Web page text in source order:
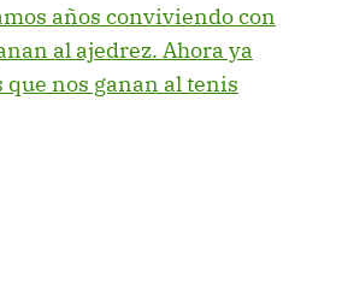
años conviviendo con
al ajedrez. Ahora ya
que nos ganan al tenis